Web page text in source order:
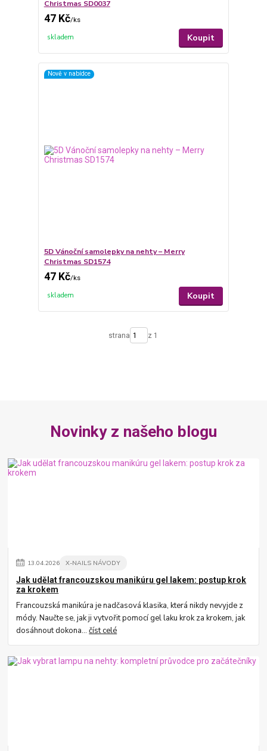
Christmas SD0037
47 Kč/ks
skladem Koupit
Nově v nabídce
5D Vánoční samolepky na nehty – Merry
Christmas SD1574
47 Kč/ks
skladem Koupit
strana z 1
Novinky z našeho blogu
13.04.2026 X-NAILS NÁVODY
Jak udělat francouzskou manikúru gel lakem: postup krok
za krokem
Francouzská manikúra je nadčasová klasika, která nikdy nevyjde z
módy. Naučte se, jak ji vytvořit pomocí gel laku krok za krokem, jak
dosáhnout dokona...číst celé